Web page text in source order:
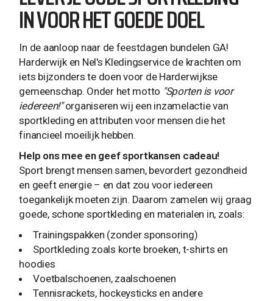
IN VOOR HET GOEDE DOEL
In de aanloop naar de feestdagen bundelen GA!
Harderwijk en Nel's Kledingservice de krachten om
iets bijzonders te doen voor de Harderwijkse
gemeenschap. Onder het motto "Sporten is voor
iedereen!"organiseren wij een inzamelactie van
sportkleding en attributen voor mensen die het
financieel moeilijk hebben.
Help ons mee en geef sportkansen cadeau!
Sport brengt mensen samen, bevordert gezondheid
en geeft energie – en dat zou voor iedereen
toegankelijk moeten zijn. Daarom zamelen wij graag
goede, schone sportkleding en materialen in, zoals:
Trainingspakken (zonder sponsoring)
Sportkleding zoals korte broeken, t-shirts en
hoodies
Voetbalschoenen, zaalschoenen
Tennisrackets, hockeysticks en andere